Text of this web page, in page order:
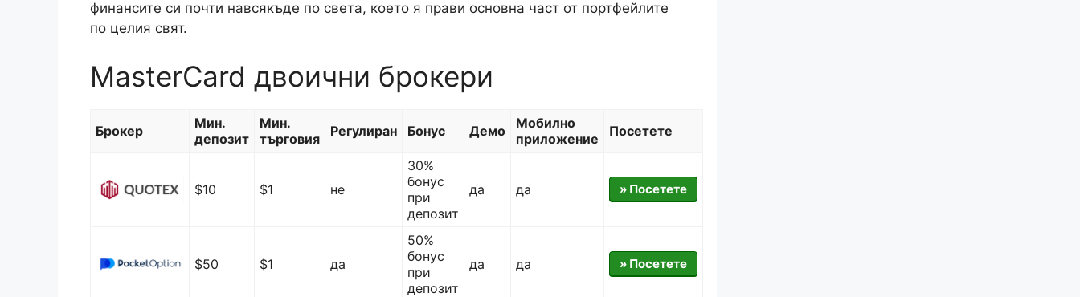
финансите си почти навсякъде по света, което я прави основна част от портфейлите
по целия свят.
MasterCard двоични брокери
Брокер
Мин.
депозит
Мин.
търговия
Регулиран Бонус Демо
Мобилно
приложение
Посетете
$10 $1 не
30%
бонус
при
депозит
да да » Посетете
$50 $1 да
50%
бонус
при
депозит
да да » Посетете